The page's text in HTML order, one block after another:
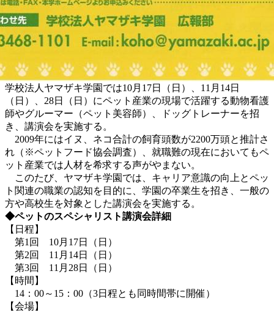
学校法人ヤマザキ学園では10月17日（日）、11月14日
（日）、28日（日）にペット産業の現場で活躍する動物看護
師やグルーマー（ペット美容師）、ドッグトレーナーを招
き、講演会を実施する。
2009年にはイヌ、ネコ合計の飼育頭数が2200万頭と推計さ
れ（※ペットフード協会調査）、就職難の現在においてもペ
ット産業では人材を希求する声がやまない。
このたび、ヤマザキ学園では、キャリア意識の向上とペッ
ト関連の職業の認知を目的に、学園の卒業生を招き、一般の
方や高校生を対象とした講演会を実施する。
◆ペットのスペシャリスト講演会詳細
【日程】
第1回 10月17日（日）
第2回 11月14日（日）
第3回 11月28日（日）
【時間】
14：00～15：00（3日程とも同時間帯に開催）
【会場】